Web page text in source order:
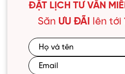
ĐẶT LỊCH TƯ VẤN
Săn ƯU ĐÃI lên tới